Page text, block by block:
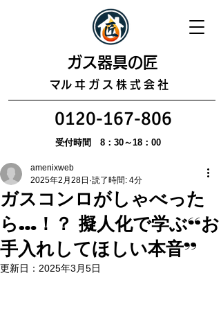
​ガス器具の匠
​マルヰガス株式会社
0120-167-806
受付時間 8：30～18：00
ガスコンロがしゃべった
ら…！？ 擬人化で学ぶ“お
手入れしてほしい本音”
amenixweb
2025年2月28日 読了時間: 4分
更新日： 2025年3月5日